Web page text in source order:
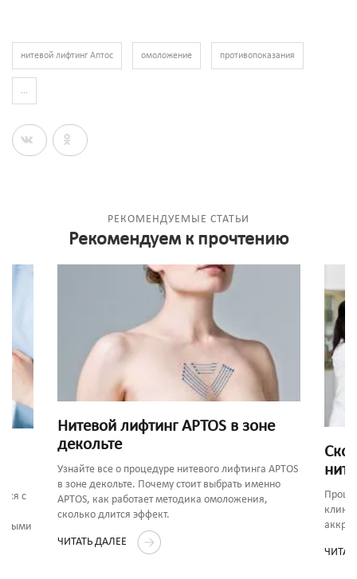
нитевой лифтинг Аптос омоложение противопоказания
...
РЕКОМЕНДУЕМЫЕ СТАТЬИ
Рекомендуем к прочтению
с
Нитевой лифтинг APTOS в зоне
декольте
Узнайте все о процедуре нитевого лифтинга APTOS
в зоне декольте. Почему стоит выбрать именно
APTOS, как работает методика омоложения,
сколько длится эффект.
ЧИТАТЬ ДАЛЕЕ